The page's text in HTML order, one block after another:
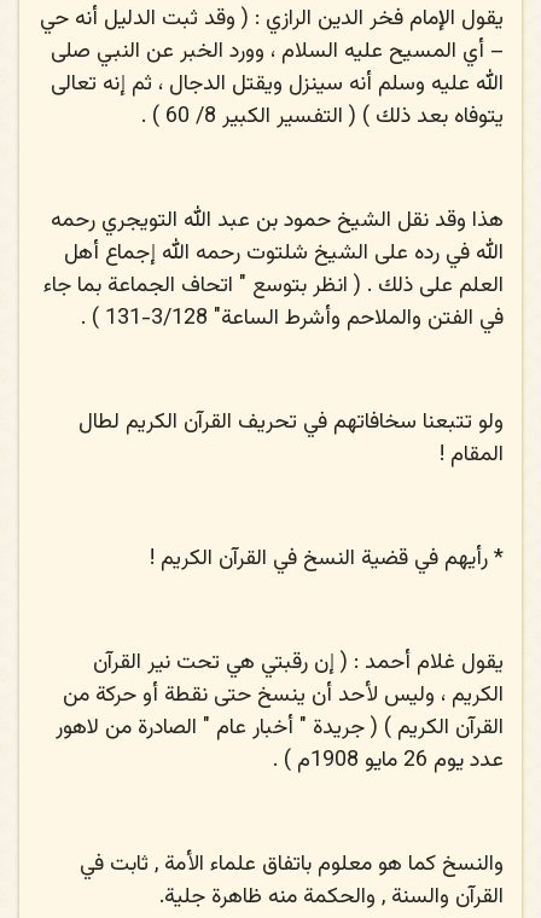
يقول الإمام فخر الدين الرازي : ( وقد ثبت الدليل أنه حي
– أي المسيح عليه السلام ، وورد الخبر عن النبي صلى
الله عليه وسلم أنه سينزل ويقتل الدجال ، ثم إنه تعالى
يتوفاه بعد ذلك ) ( التفسير الكبير 8/ 60 ) .
هذا وقد نقل الشيخ حمود بن عبد الله التويجري رحمه
الله في رده على الشيخ شلتوت رحمه الله إجماع أهل
العلم على ذلك . ( انظر بتوسع " اتحاف الجماعة بما جاء
في الفتن والملاحم وأشرط الساعة" 3/128-131 ) .
ولو تتبعنا سخافاتهم في تحريف القرآن الكريم لطال
المقام !
* رأيهم في قضية النسخ في القرآن الكريم !
يقول غلام أحمد : ( إن رقبتي هي تحت نير القرآن
الكريم ، وليس لأحد أن ينسخ حتى نقطة أو حركة من
القرآن الكريم ) ( جريدة " أخبار عام " الصادرة من لاهور
عدد يوم 26 مايو 1908م ) .
والنسخ كما هو معلوم باتفاق علماء الأمة , ثابت في
القرآن والسنة , والحكمة منه ظاهرة جلية.